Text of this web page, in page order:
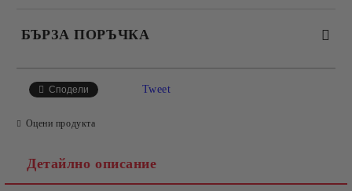
БЪРЗА ПОРЪЧКА
Сподели Tweet
Оцени продукта
Детайлно описание